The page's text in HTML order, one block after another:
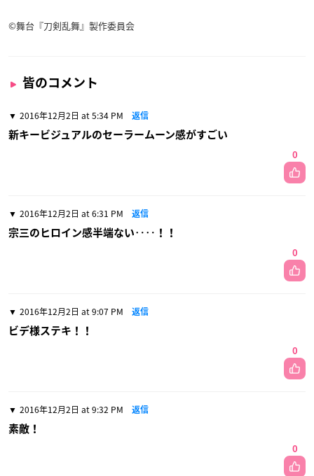
©舞台『刀剣乱舞』製作委員会
皆のコメント
2016年12月2日 at 5:34 PM 返信
新キービジュアルのセーラームーン感がすごい
0
2016年12月2日 at 6:31 PM 返信
宗三のヒロイン感半端ない‥‥！！
0
2016年12月2日 at 9:07 PM 返信
ビデ様ステキ！！
0
2016年12月2日 at 9:32 PM 返信
素敵！
0